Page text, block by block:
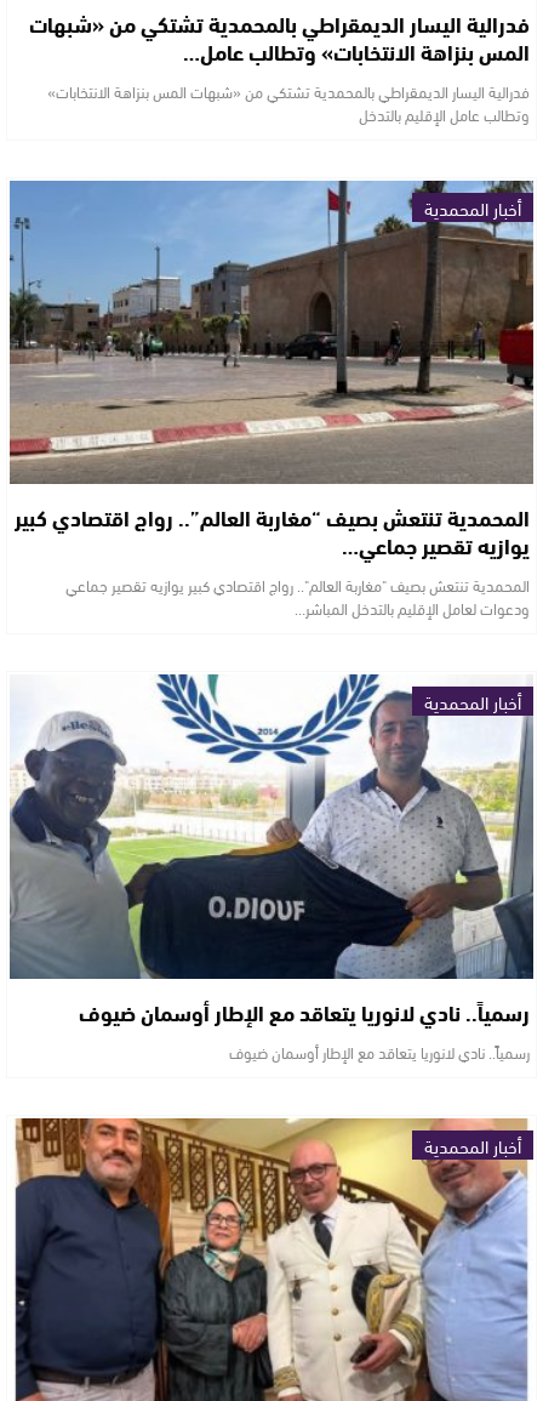
فدرالية اليسار الديمقراطي بالمحمدية تشتكي من «شبهات
المس بنزاهة الانتخابات» وتطالب عامل…
فدرالية اليسار الديمقراطي بالمحمدية تشتكي من «شبهات المس بنزاهة الانتخابات»
وتطالب عامل الإقليم بالتدخل
أخبار المحمدية
المحمدية تنتعش بصيف “مغاربة العالم”.. رواج اقتصادي كبير
يوازيه تقصير جماعي…
المحمدية تنتعش بصيف "مغاربة العالم".. رواج اقتصادي كبير يوازيه تقصير جماعي
ودعوات لعامل الإقليم بالتدخل المباشر…
أخبار المحمدية
رسمياً.. نادي لانوريا يتعاقد مع الإطار أوسمان ضيوف
رسمياً.. نادي لانوريا يتعاقد مع الإطار أوسمان ضيوف
أخبار المحمدية